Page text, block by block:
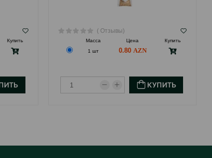
Купить
( Отзывы)
Масса Цена
Купить
1 шт
0.80
КУПИТЬ